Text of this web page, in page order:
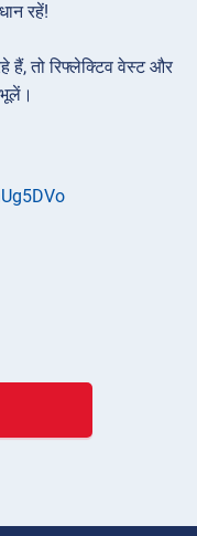
रहें!
हैं, तो रिफ्लेक्टिव वेस्ट और